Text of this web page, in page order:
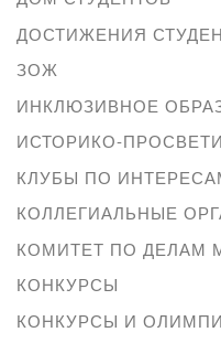
ДОСТИЖЕНИЯ
ЗОЖ
ИНКЛЮЗИВНОЕ
ИСТОРИКО-
КЛУБЫ ПО
КОЛЛЕГИАЛЬНЫЕ
КОМИТЕТ ПО ДЕЛАМ
КОНКУРСЫ
КОНКУРСЫ И